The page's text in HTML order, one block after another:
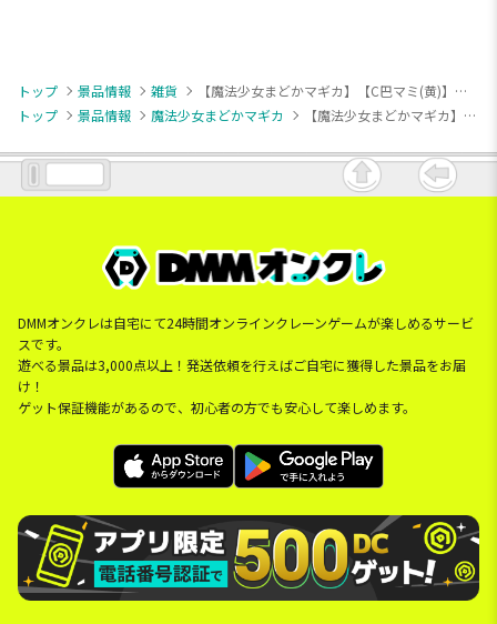
トップ 景品情報 雑貨
【魔法少女まどかマギカ】【C巴マミ(黄)】魔法少女まどか☆マギカ ソウルジェムキャニスター2
トップ
景品情報 魔法少女まどかマギカ 【魔法少女まどかマギカ】【C巴マミ(黄)】魔法少女まどか☆マギカ ソウルジェムキャニスター2
DMMオンクレは自宅にて24時間オンラインクレーンゲームが楽しめるサービ
スです。
遊べる景品は3,000点以上！発送依頼を行えばご自宅に獲得した景品をお届
け！
ゲット保証機能があるので、初心者の方でも安心して楽しめます。